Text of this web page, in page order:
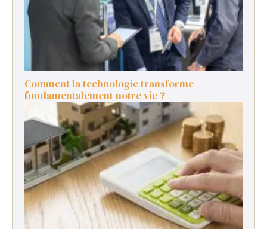
Comment la technologie transforme
fondamentalement notre vie ?